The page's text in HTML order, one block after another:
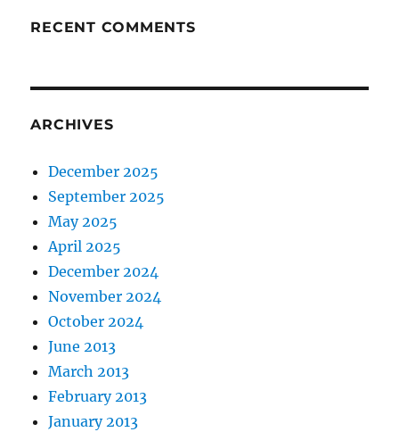
RECENT COMMENTS
ARCHIVES
December 2025
September 2025
May 2025
April 2025
December 2024
November 2024
October 2024
June 2013
March 2013
February 2013
January 2013